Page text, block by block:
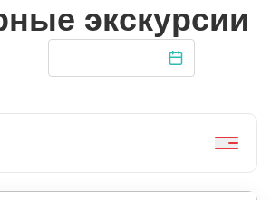
экскурсии